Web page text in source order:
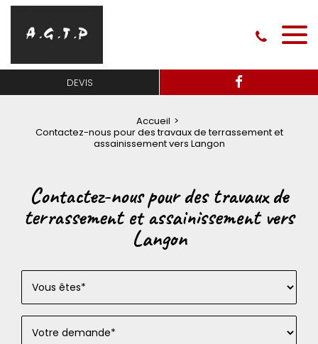
DEVIS
Accueil
Contactez-nous pour des travaux de terrassement et
assainissement vers Langon
Contactez-nous pour des travaux de
terrassement et assainissement vers
Langon